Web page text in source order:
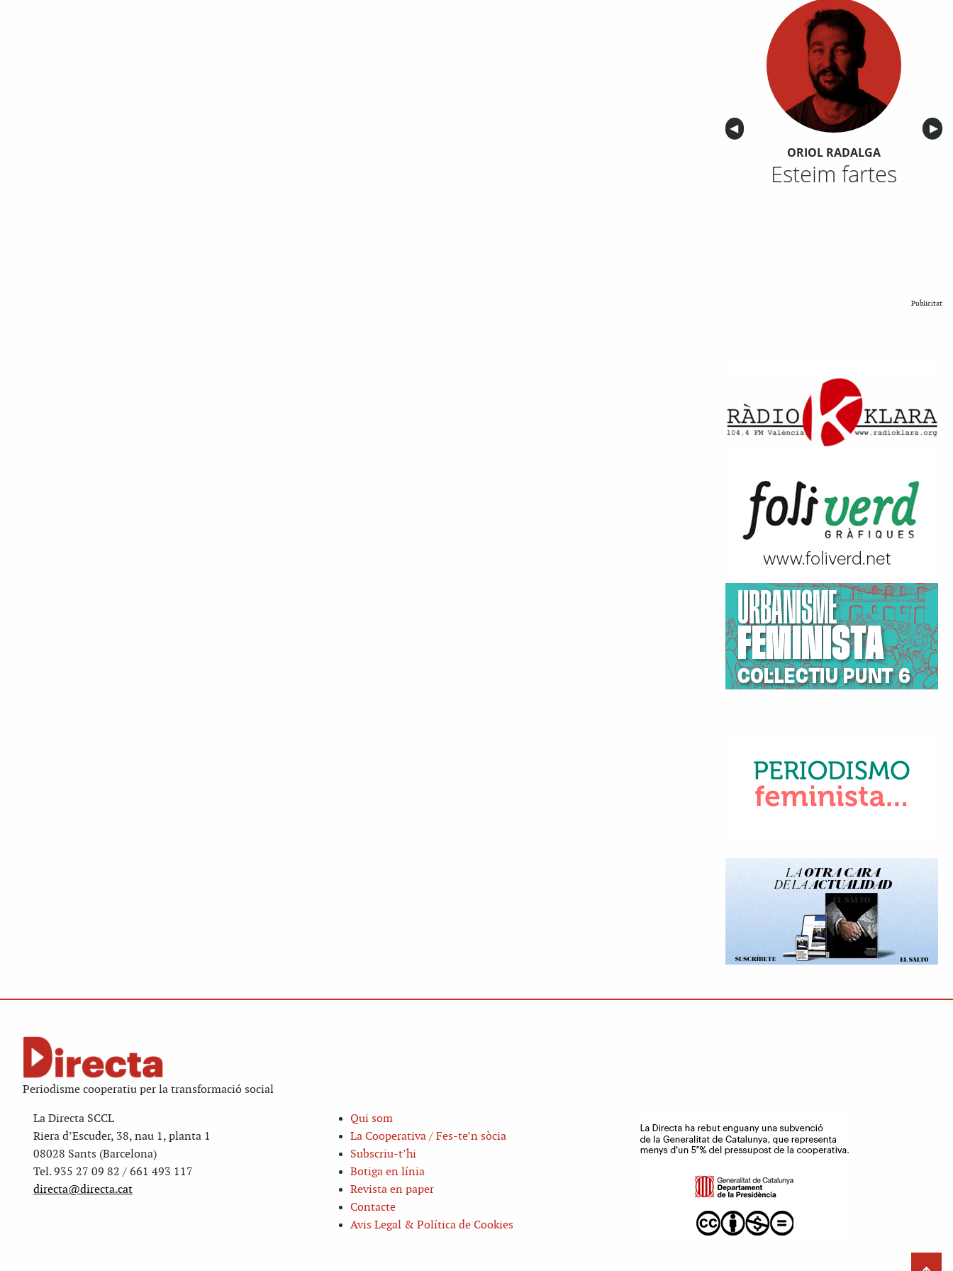
Anterior
◀︎ ▶︎
ORIOL RADALGA
Esteim fartes
Publicitat
Periodisme cooperatiu per la transformació social
La Directa SCCL
Riera d’Escuder, 38, nau 1, planta 1
08028 Sants (Barcelona)
Tel. 935 27 09 82 / 661 493 117
directa@directa.cat
Qui som
La Cooperativa / Fes-te’n sòcia
Subscriu-t’hi
Botiga en línia
Revista en paper
Contacte
Avis Legal & Política de Cookies